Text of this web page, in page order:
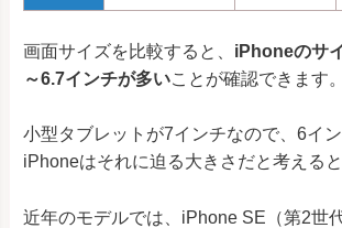
画面サイズを比較すると、 iPhoneのサ
～6.7インチが多いことが確認できます。
小型タブレットが7インチなので、6イ
iPhoneはそれに迫る大きさだと考えると
近年のモデルでは、iPhone SE（第2世